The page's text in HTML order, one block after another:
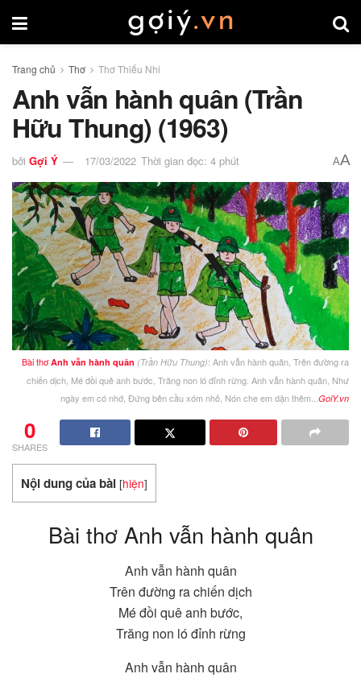
Trang chủ Thơ Thơ Thiếu Nhi
Anh vẫn hành quân (Trần
Hữu Thung) (1963)
bởi Gợi Ý 17/03/2022 Thời gian đọc: 4 phút AA
Bài thơAnh vẫn hành quân (Trần Hữu Thung): Anh vẫn hành quân, Trên đường ra
chiến dịch, Mé đồi quê anh bước, Trăng non ló đỉnh rừng. Anh vẫn hành quân, Như
ngày em có nhớ, Đứng bên cầu xóm nhỏ, Nón che em dặn thêm... GoiY.vn
0
SHARES
Nội dung của bài [hiện]
Bài thơ Anh vẫn hành quân
Anh vẫn hành quân
Trên đường ra chiến dịch
Mé đồi quê anh bước,
Trăng non ló đỉnh rừng
Anh vẫn hành quân